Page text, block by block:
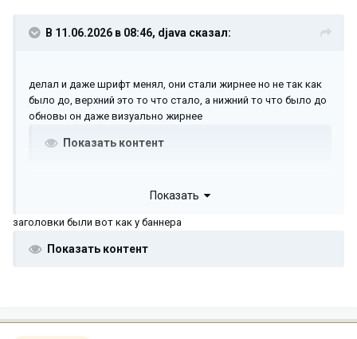
В 11.06.2026 в 08:46, djava сказал:
делал и даже шрифт менял, они стали жирнее но не так как
было до, верхний это то что стало, а нижний то что было до
обновы он даже визуально жирнее
Показать контент
Показать
заголовки были вот как у баннера
Показать контент